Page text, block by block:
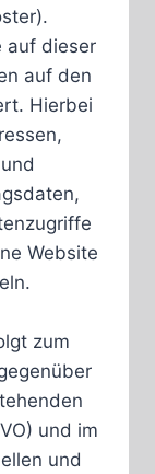
auf dieser
auf den
Hierbei
Website
zum
und im
und